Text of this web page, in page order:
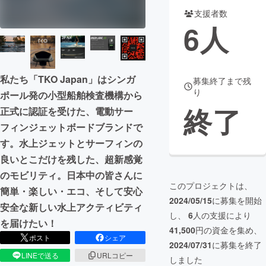
コミュニティ
私たち「TKO Japan」はシンガ
ポール発の小型船舶検査機構から
正式に認証を受けた、電動サー
フィンジェットボードブランドで
す。水上ジェットとサーフィンの
良いとこだけを残した、超新感覚
のモビリティ。日本中の皆さんに
簡単・楽しい・エコ、そして安心
安全な新しい水上アクティビティ
を届けたい！
ポスト
シェア
LINEで送る
URLコピー
支援者数
6人
募集終了まで残
り
終了
このプロジェクトは、
2024/05/15に募集を開始
し、 6人の支援により
41,500円の資金を集め、
2024/07/31に募集を終了
しました